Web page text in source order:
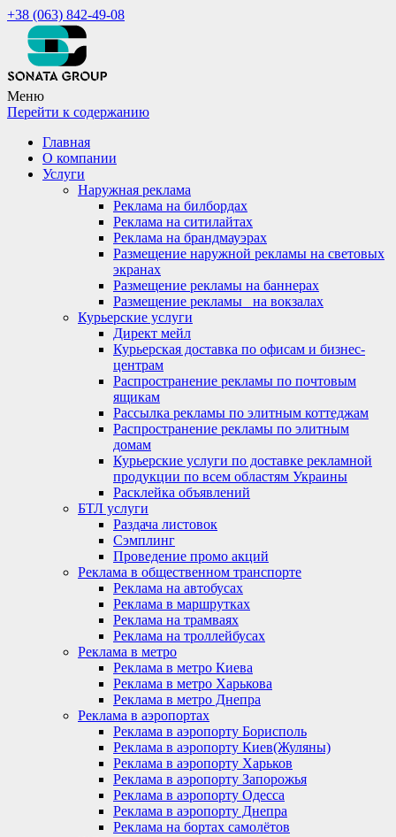
+38 (063) 842-49-08
Меню
Перейти к содержанию
Главная
О компании
Услуги
Наружная реклама
Реклама на билбордах
Реклама на ситилайтах
Реклама на брандмауэрах
Размещение наружной рекламы на световых
экранах
Размещение рекламы на баннерах
Размещение рекламы_ на вокзалах
Курьерские услуги
Директ мейл
Курьерская доставка по офисам и бизнес-
центрам
Распространение рекламы по почтовым
ящикам
Рассылка рекламы по элитным коттеджам
Распространение рекламы по элитным
домам
Курьерские услуги по доставке рекламной
продукции по всем областям Украины
Расклейка объявлений
БТЛ услуги
Раздача листовок
Сэмплинг
Проведение промо акций
Реклама в общественном транспорте
Реклама на автобусах
Реклама в маршрутках
Реклама на трамваях
Реклама на троллейбусах
Реклама в метро
Реклама в метро Киева
Реклама в метро Харькова
Реклама в метро Днепра
Реклама в аэропортах
Реклама в аэропорту Борисполь
Реклама в аэропорту Киев(Жуляны)
Реклама в аэропорту Харьков
Реклама в аэропорту Запорожья
Реклама в аэропорту Одесса
Реклама в аэропорту Днепра
Реклама на бортах самолётов